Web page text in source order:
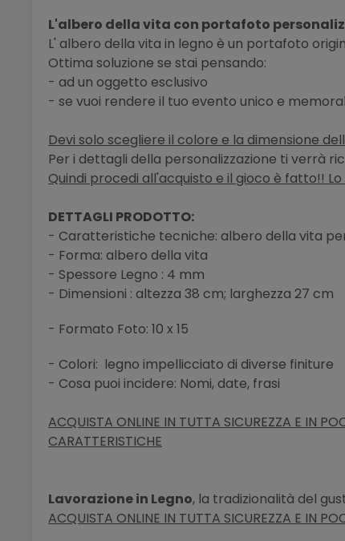
L'albero della vita con portafoto
L' albero della vita in legno è un portafoto
Ottima soluzione se stai pensando:
- ad un oggetto esclusivo
- se vuoi rendere il tuo evento unico e
Devi solo scegliere il colore e la dimensione
Per i dettagli della personalizzazione ti verrà
Quindi procedi all'acquisto e il gioco è fatto!!
DETTAGLI PRODOTTO:
- Caratteristiche tecniche: albero della vita
- Forma: albero della vita
- Spessore Legno : 4 mm
- Dimensioni : altezza 38 cm; larghezza 27 cm
- Formato Foto: 10 x 15
- Colori: legno impellicciato di diverse finiture
- Cosa puoi incidere: Nomi, date, frasi
ACQUISTA ONLINE IN TUTTA SICUREZZA E IN
CARATTERISTICHE
Lavorazione in Legno, la tradizionalità del
ACQUISTA ONLINE IN TUTTA SICUREZZA E IN